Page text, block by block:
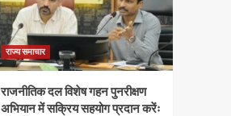
राज्य समाचार
राजनीतिक दल विशेष गहन पुनरीक्षण
अभियान में सक्रिय सहयोग प्रदान करेंः